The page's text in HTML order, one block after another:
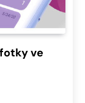
ve